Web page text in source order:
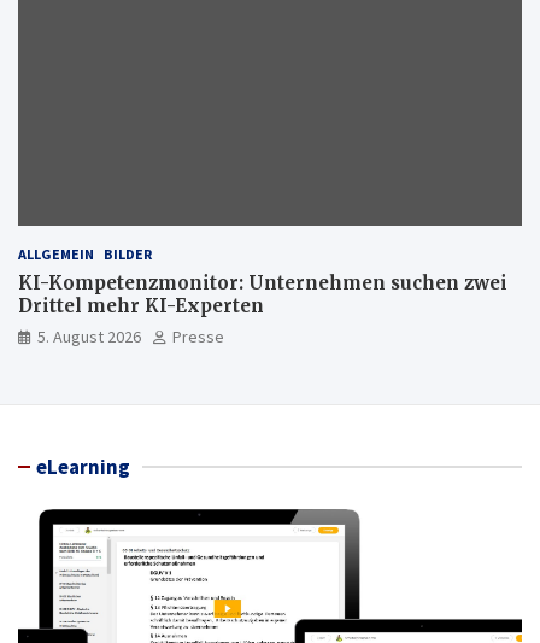
ALLGEMEIN BILDER
KI-Kompetenzmonitor: Unternehmen suchen zwei
Drittel mehr KI-Experten
5. August 2026 Presse
eLearning